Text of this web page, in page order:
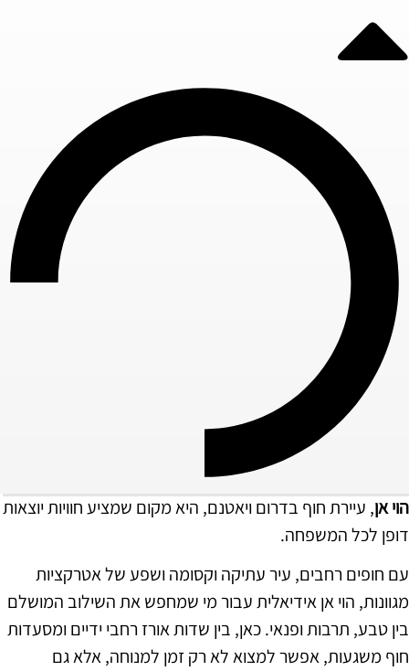
הוי אן, עיירת חוף בדרום ויאטנם, היא מקום שמציע חוויות יוצאות
דופן לכל המשפחה.
עם חופים רחבים, עיר עתיקה וקסומה ושפע של אטרקציות
מגוונות, הוי אן אידיאלית עבור מי שמחפש את השילוב המושלם
בין טבע, תרבות ופנאי. כאן, בין שדות אורז רחבי ידיים ומסעדות
חוף משגעות, אפשר למצוא לא רק זמן למנוחה, אלא גם